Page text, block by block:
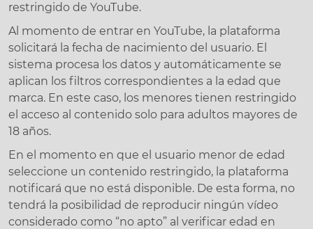
restringido de YouTube.
Al momento de entrar en YouTube, la plataforma
solicitará la fecha de nacimiento del usuario. El
sistema procesa los datos y automáticamente se
aplican los filtros correspondientes a la edad que
marca. En este caso, los menores tienen restringido
el acceso al contenido solo para adultos mayores de
18 años.
En el momento en que el usuario menor de edad
seleccione un contenido restringido, la plataforma
notificará que no está disponible. De esta forma, no
tendrá la posibilidad de reproducir ningún vídeo
considerado como “no apto” al verificar edad en